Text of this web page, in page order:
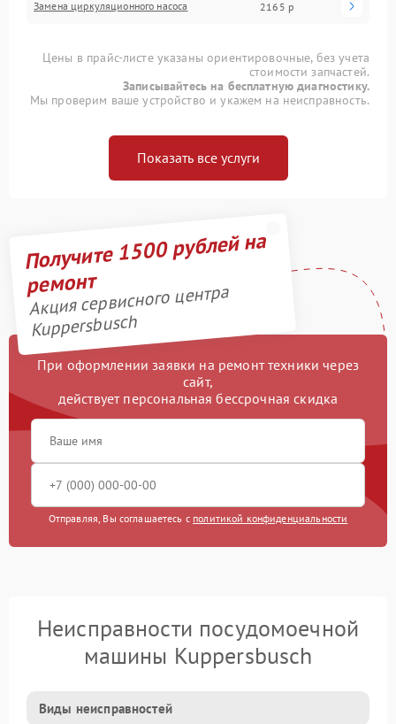
Замена циркуляционного насоса 2165 р
Цены в прайс-листе указаны ориентировочные, без учета
стоимости запчастей.
Записывайтесь на бесплатную диагностику.
Мы проверим ваше устройство и укажем на неисправность.
Показать все услуги
Получите 1500 рублей на
ремонт
Акция сервисного центра
Kuppersbusch
При оформлении заявки на ремонт техники через
сайт,
действует персональная бессрочная скидка
Отправляя, Вы соглашаетесь с политикой конфиденциальности
Неисправности посудомоечной
машины Kuppersbusch
Виды неисправностей